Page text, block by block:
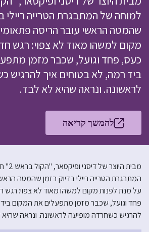
למוחה של המתבגרת הטרייה ריילי
שהמטה הראשי עובר הריסה
מקום למשהו מאוד לא צפוי: רגש
כעס, פחד וגועל, שכבר מזמן
ביד רמה, לא בטוחים איך להרגיש
לראשונה. ונראה שהיא לא לבד.
להמשך קריאה
מבית
המתבגרת הטרייה ריילי בדיוק בזמן שהמטה
על מנת לפנות מקום למשהו מאוד לא צפוי:
פחד וגועל, שכבר מזמן מתפעלים את המקום
להרגיש כשחרדה מופיעה לראשונה. ונראה